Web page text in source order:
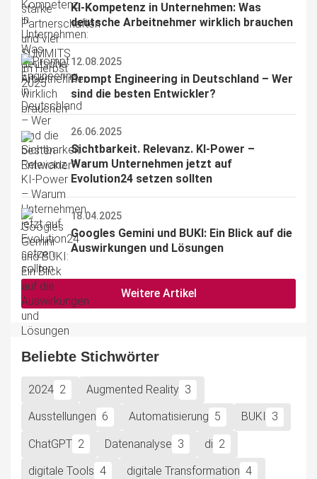
KI-Kompetenz in Unternehmen: Was
deutsche Arbeitnehmer wirklich brauchen
12.08.2025
Prompt Engineering in Deutschland – Wer
sind die besten Entwickler?
26.06.2025
Sichtbarkeit. Relevanz. KI-Power –
Warum Unternehmen jetzt auf
Evolution24 setzen sollten
18.04.2025
Googles Gemini und BUKI: Ein Blick auf die
Auswirkungen und Lösungen
Weitere Artikel
Beliebte Stichwörter
2024 2 Augmented Reality 3
Ausstellungen 6 Automatisierung 5 BUKI 3
ChatGPT 2 Datenanalyse 3 di 2
digitale Tools 4 digitale Transformation 4